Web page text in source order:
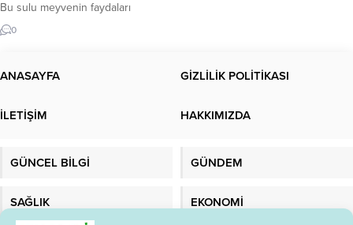
Bu sulu meyvenin faydaları
hakkında daha fazlasını okuyun.
Kavunun faydaları nelerdir? Şeker
önemlidir Kavun seçiminde
yaz meyvesi olan kavun, yüksek
0
ANASAYFA GİZLİLİK POLİTİKASI
İLETİŞİM HAKKIMIZDA
GÜNCEL BİLGİ GÜNDEM
SAĞLIK EKONOMİ